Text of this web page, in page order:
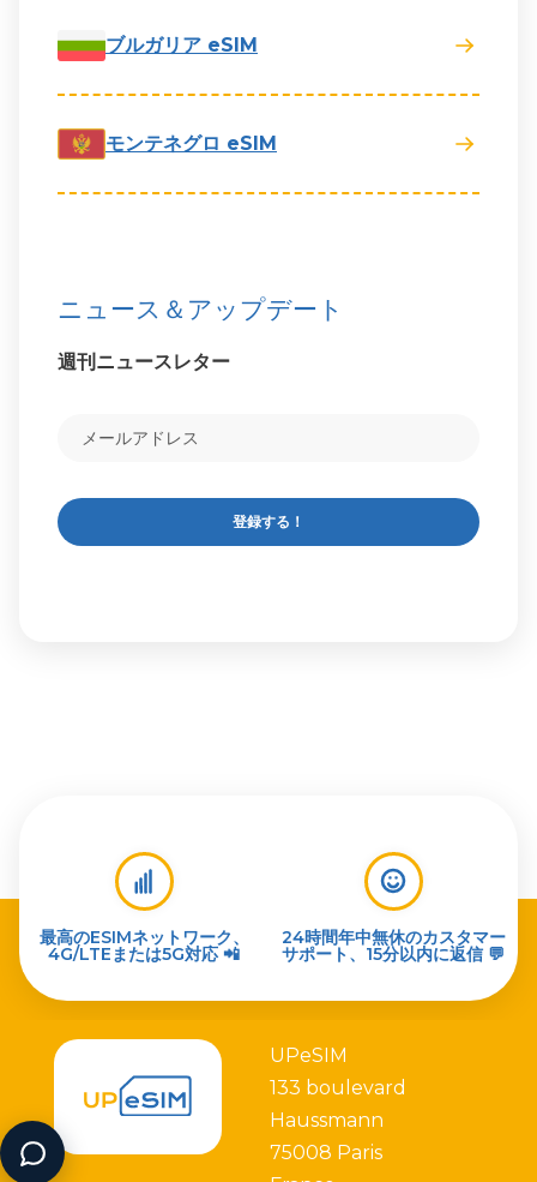
ブルガリア eSIM
モンテネグロ eSIM
ニュース＆アップデート
週刊ニュースレター
登録する！
最高のESIMネットワーク、
4G/LTEまたは5G対応 📲
24時間年中無休のカスタマー
サポート、15分以内に返信 💬
UPeSIM
133 boulevard
Haussmann
75008 Paris